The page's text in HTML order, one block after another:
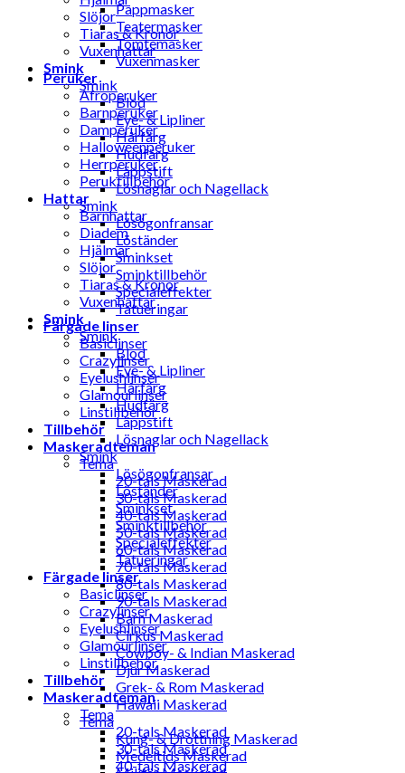
Slöjor
Tiaras & Kronor
Vuxenhattar
Smink
Smink
Blod
Eye- & Lipliner
Hårfärg
Hudfärg
Läppstift
Lösnaglar och Nagellack
Smink
Lösögonfransar
Löständer
Sminkset
Sminktillbehör
Specialeffekter
Tatueringar
Färgade linser
Basiclinser
Crazylinser
Eyelushlinser
Glamourlinser
Linstillbehör
Tillbehör
Maskeradteman
Tema
20-tals Maskerad
30-tals Maskerad
40-tals Maskerad
50-tals Maskerad
60-tals Maskerad
70-tals Maskerad
80-tals Maskerad
90-tals Maskerad
Barn Maskerad
Cirkus Maskerad
Cowboy- & Indian Maskerad
Djur Maskerad
Grek- & Rom Maskerad
Hawaii Maskerad
Tema
Kung- & Drottning Maskerad
Medeltids Maskerad
Pappmasker
Teatermasker
Tomtemasker
Vuxenmasker
Peruker
Afroperuker
Barnperuker
Damperuker
Halloweenperuker
Herrperuker
Peruktillbehör
Hattar
Barnhattar
Diadem
Hjälmar
Slöjor
Tiaras & Kronor
Vuxenhattar
Smink
Smink
Blod
Eye- & Lipliner
Hårfärg
Hudfärg
Läppstift
Lösnaglar och Nagellack
Smink
Lösögonfransar
Löständer
Sminkset
Sminktillbehör
Specialeffekter
Tatueringar
Färgade linser
Basiclinser
Crazylinser
Eyelushlinser
Glamourlinser
Linstillbehör
Tillbehör
Maskeradteman
Tema
20-tals Maskerad
30-tals Maskerad
40-tals Maskerad